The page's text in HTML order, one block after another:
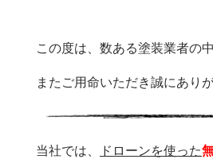
この度は、数ある塗装業者の
またご用命いただき誠にあり
当社では、 ドローンを使った